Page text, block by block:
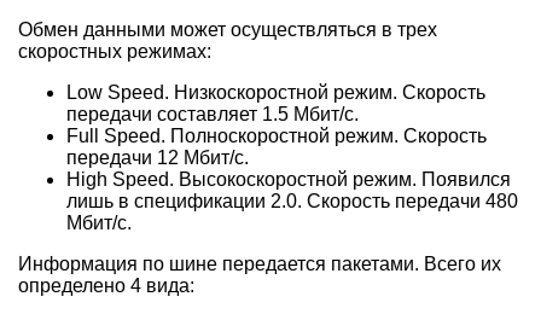
Обмен данными может осуществляться в трех
скоростных режимах:
Low Speed. Низкоскоростной режим. Скорость
передачи составляет 1.5 Мбит/с.
Full Speed. Полноскоростной режим. Скорость
передачи 12 Мбит/с.
High Speed. Высокоскоростной режим. Появился
лишь в спецификации 2.0. Скорость передачи 480
Мбит/с.
Информация по шине передается пакетами. Всего их
определено 4 вида: